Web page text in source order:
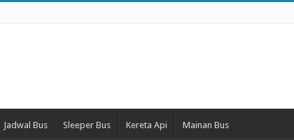
Jadwal Bus Sleeper Bus Kereta Api Mainan Bus